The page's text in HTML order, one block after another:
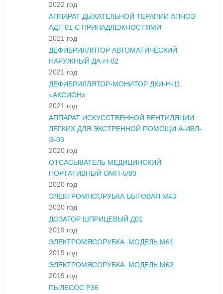
2022 год
АППАРАТ ДЫХАТЕЛЬНОЙ ТЕРАПИИ АПНОЭ
АДТ-01 С ПРИНАДЛЕЖНОСТЯМИ
2021 год
ДЕФИБРИЛЛЯТОР АВТОМАТИЧЕСКИЙ
НАРУЖНЫЙ ДА-Н-02
2021 год
ДЕФИБРИЛЛЯТОР-МОНИТОР ДКИ-Н-11
«АКСИОН»
2021 год
АППАРАТ ИСКУССТВЕННОЙ ВЕНТИЛЯЦИИ
ЛЕГКИХ ДЛЯ ЭКСТРЕННОЙ ПОМОЩИ А-ИВЛ-
Э-03
2020 год
ОТСАСЫВАТЕЛЬ МЕДИЦИНСКИЙ
ПОРТАТИВНЫЙ ОМП-5/80
2020 год
ЭЛЕКТРОМЯСОРУБКА БЫТОВАЯ М43
2020 год
ДОЗАТОР ШПРИЦЕВЫЙ Д01
2019 год
ЭЛЕКТРОМЯСОРУБКА. МОДЕЛЬ М61
2019 год
ЭЛЕКТРОМЯСОРУБКА. МОДЕЛЬ М62
2019 год
ПЫЛЕСОС Р36